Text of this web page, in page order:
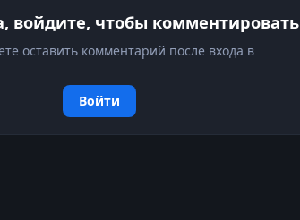
войдите, чтобы комментировать
оставить комментарий после входа в
Войти